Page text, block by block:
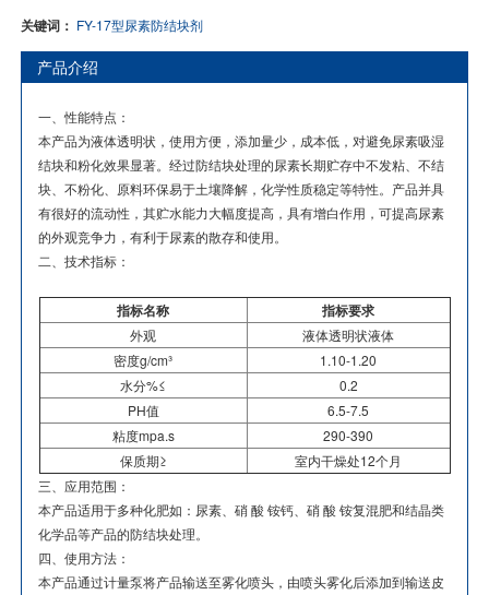
关键词： FY-17型尿素防结块剂
产品介绍
一、性能特点：
本产品为液体透明状，使用方便，添加量少，成本低，对避免尿素吸湿
结块和粉化效果显著。经过防结块处理的尿素长期贮存中不发粘、不结
块、不粉化、原料环保易于土壤降解，化学性质稳定等特性。产品并具
有很好的流动性，其贮水能力大幅度提高，具有增白作用，可提高尿素
的外观竞争力，有利于尿素的散存和使用。
二、技术指标：
指标名称 指标要求
外观
液体透明状液体
密度g/cm³
1.10-1.20
水分%≤
0.2
PH值
6.5-7.5
粘度mpa.s
290-390
保质期≥
室内干燥处12个月
三、应用范围：
本产品适用于多种化肥如：尿素、硝 酸 铵钙、硝 酸 铵复混肥和结晶类
化学品等产品的防结块处理。
四、使用方法：
本产品通过计量泵将产品输送至雾化喷头，由喷头雾化后添加到输送皮